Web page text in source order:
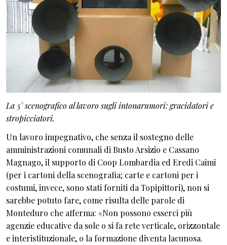
La 5° scenografico al lavoro sugli intonarumori: gracidatori e
stropicciatori.
Un lavoro impegnativo, che senza il sostegno delle
amministrazioni comunali di Busto Arsizio e Cassano
Magnago, il supporto di Coop Lombardia ed Eredi Caimi
(per i cartoni della scenografia; carte e cartoni per i
costumi, invece, sono stati forniti da Topipittori), non si
sarebbe potuto fare, come risulta delle parole di
Monteduro che afferma: «Non possono esserci più
agenzie educative da sole o si fa rete verticale, orizzontale
e interistituzionale, o la formazione diventa lacunosa.